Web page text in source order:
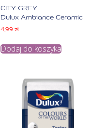
CITY GREY
Dulux Ambiance Ceramic
4,99zł
Dodaj do koszyka